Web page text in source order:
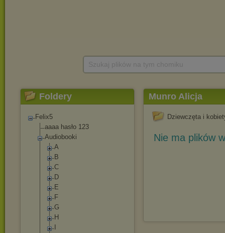
Foldery
Felix5
aaaa hasło 123
Audiobooki
A
B
C
D
E
F
G
H
Munro Alicja
Dziewczęta i
Nie ma plików